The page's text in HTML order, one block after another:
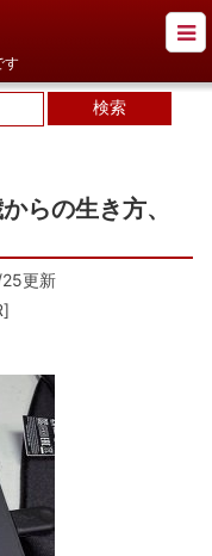
す
らの生き方、
更新